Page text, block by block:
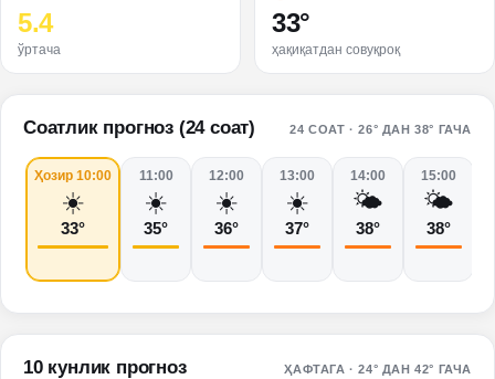
5.4
ўртача
33°
ҳақиқатдан совуқроқ
Соатлик прогноз (24 соат) 24 СОАТ ·26° ДАН 38° ГАЧА
Ҳозир 10:00
☀️
33°
11:00
☀️
35°
12:00
☀️
36°
13:00
☀️
37°
14:00
🌤️
38°
15:00
🌤️
38°
10 кунлик прогноз ҲАФТАГА ·24° ДАН 42° ГАЧА